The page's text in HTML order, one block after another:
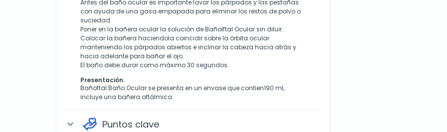
Antes del baño ocular es importante lavar los párpados y las pestañas
con ayuda de una gasa empapada para eliminar los restos de polvo o
suciedad.
Poner en la bañera ocular la solución de Bañolftal Ocular sin diluir.
Colocar la bañera haciendola coincidir sobre la órbita ocular
manteniendo los párpados abiertos e inclinar la cabeza hacia atrás y
hacia adelante para bañar el ojo.
El baño debe durar como máximo 30 segundos.
Presentación.
Bañoftal Baño Ocular se presenta en un envase que contien190 ml,
incluye una bañera oftálmica.
expand_more Puntos clave